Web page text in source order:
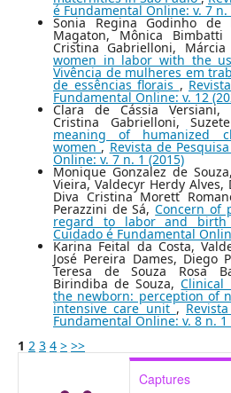
é Fundamental Online: v. 7 n.
Sonia Regina Godinho de
Magaton, Mônica
Cristina Gabrielloni,
women in labor with the
Vivência de mulheres em
de essências florais,
Fundamental Online: v. 12
Clara de Cássia
Cristina Gabrielloni,
meaning of humanized
women,Revista de
Online: v. 7 n. 1 (2015)
Monique Gonzalez de
Vieira, Valdecyr Herdy
Diva Cristina Morett
Perazzini de Sá,Concern of
regard to labor and
Cuidado é Fundamental
Karina Feital da Costa,
José Pereira Dames, Diego
Teresa de Souza Rosa
Birindiba de Souza,Clinical
the newborn: perception of
intensive care unit,
Fundamental Online: v. 8 n. 1
1 2 3 4 > >>
Captures